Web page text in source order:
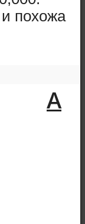
похожа
A